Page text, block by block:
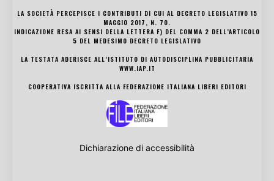
LA SOCIETÀ PERCEPISCE I CONTRIBUTI DI CUI AL DECRETO LEGISLATIVO 15
MAGGIO 2017, N. 70.
INDICAZIONE RESA AI SENSI DELLA LETTERA F) DEL COMMA 2 DELL’ARTICOLO
5 DEL MEDESIMO DECRETO LEGISLATIVO
LA TESTATA ADERISCE ALL’ISTITUTO DI AUTODISCIPLINA PUBBLICITARIA
WWW.IAP.IT
COOPERATIVA ISCRITTA ALLA FEDERAZIONE ITALIANA LIBERI EDITORI
Dichiarazione di accessibilità